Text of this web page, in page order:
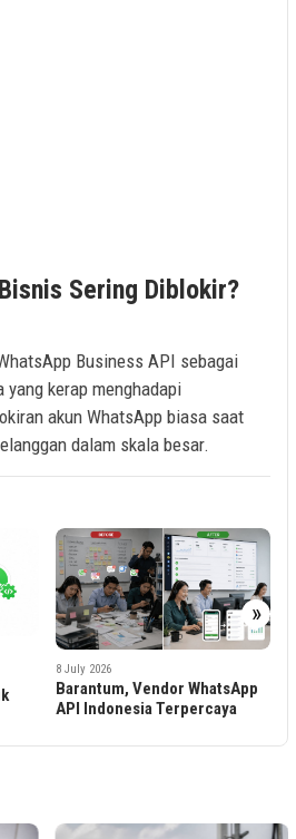
Sering Diblokir?
Business API sebagai
kerap menghadapi
akun WhatsApp biasa saat
dalam skala besar.
»
8 July 2026
Barantum, Vendor WhatsApp
API Indonesia Terpercaya